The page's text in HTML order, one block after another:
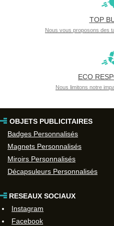
TOP
Nous vous proposons des
ECO
Nous limitons notre
OBJETS PUBLICITAIRES
Badges Personnalisés
Magnets Personnalisés
Miroirs Personnalisés
Décapsuleurs Personnalisés
RESEAUX SOCIAUX
Instagram
Facebook